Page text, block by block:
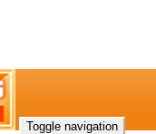
Toggle navigation